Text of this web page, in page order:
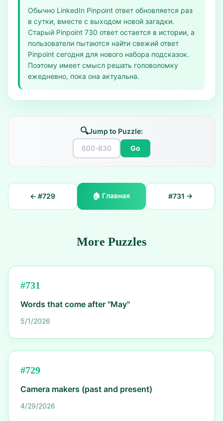
Обычно LinkedIn Pinpoint ответ обновляется раз
в сутки, вместе с выходом новой загадки.
Старый Pinpoint 730 ответ остается в истории, а
пользователи пытаются найти свежий ответ
Pinpoint сегодня для нового набора подсказок.
Поэтому имеет смысл решать головоломку
ежедневно, пока она актуальна.
🔍Jump to Puzzle:
Go
← #729 🏠 Главная #731 →
More Puzzles
#731
Words that come after "May"
5/1/2026
#729
Camera makers (past and present)
4/29/2026